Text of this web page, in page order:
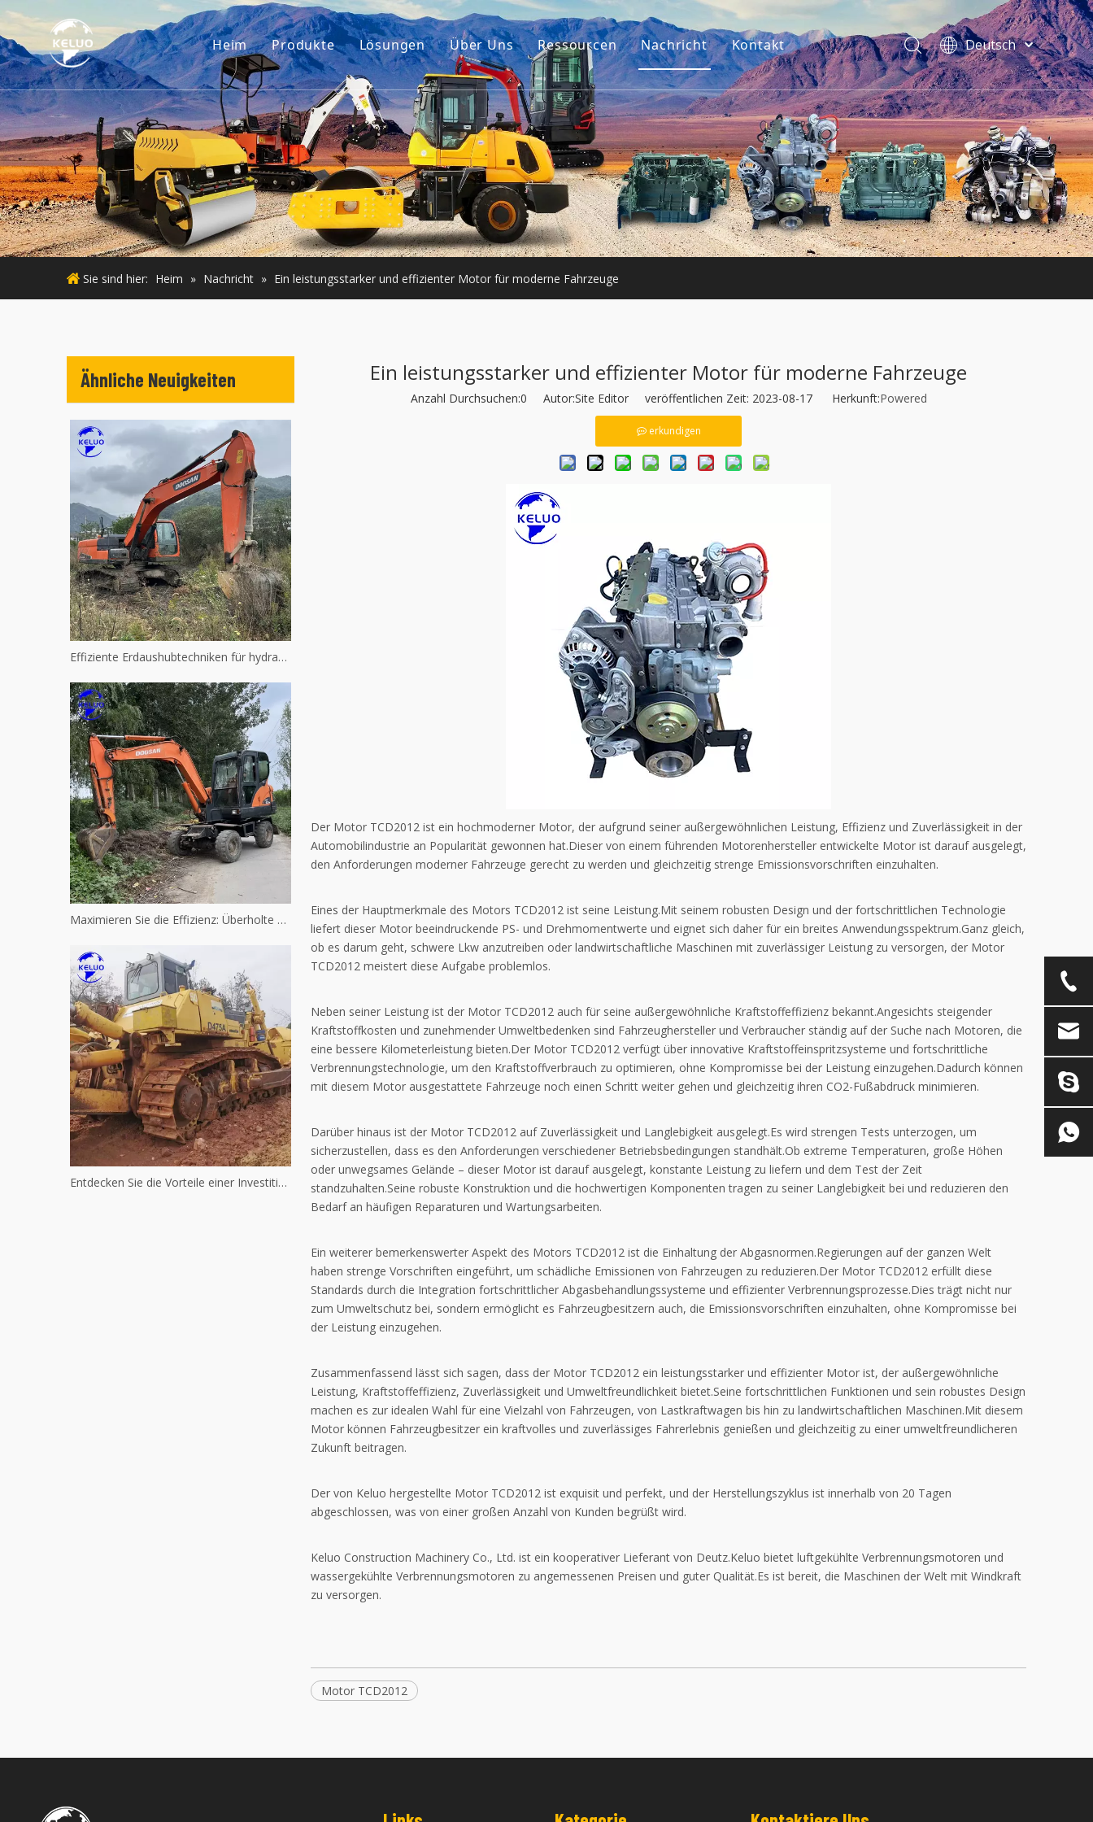
Heim Produkte
Motor
Baggerzubehör
Kleine Baumaschinen
Gebrauchter Motor
Gebrauchte Maschinen
Lösungen Über Uns
Unsere Geschichte
Unser Vorteil
Ressourcen
Führer
FAQ
Videos
Nachricht Kontakt
Deutsch
فارسی
Bahasa
indonesia
Türk dili
ไทย
Italiano
Português
Español
Pусский
English
Sie sind hier: Heim » Nachricht » Ein leistungsstarker und effizienter Motor für moderne Fahrzeuge
Ähnliche Neuigkeiten
Effiziente Erdaushubtechniken für hydraulische Maschinen
Maximieren Sie die Effizienz: Überholte gebrauchte Caterpillar-Maschinen
Entdecken Sie die Vorteile einer Investition in gebrauchte Komatsu-Maschinen
Ein leistungsstarker und effizienter Motor für moderne Fahrzeuge
Anzahl Durchsuchen:0 Autor:Site Editor veröffentlichen Zeit: 2023-08-17 Herkunft:Powered
erkundigen
Der Motor TCD2012 ist ein hochmoderner Motor, der aufgrund seiner außergewöhnlichen Leistung, Effizienz und Zuverlässigkeit in der
Automobilindustrie an Popularität gewonnen hat.Dieser von einem führenden Motorenhersteller entwickelte Motor ist darauf ausgelegt,
den Anforderungen moderner Fahrzeuge gerecht zu werden und gleichzeitig strenge Emissionsvorschriften einzuhalten.
Eines der Hauptmerkmale des Motors TCD2012 ist seine Leistung.Mit seinem robusten Design und der fortschrittlichen Technologie
liefert dieser Motor beeindruckende PS- und Drehmomentwerte und eignet sich daher für ein breites Anwendungsspektrum.Ganz gleich,
ob es darum geht, schwere Lkw anzutreiben oder landwirtschaftliche Maschinen mit zuverlässiger Leistung zu versorgen, der Motor
TCD2012 meistert diese Aufgabe problemlos.
Neben seiner Leistung ist der Motor TCD2012 auch für seine außergewöhnliche Kraftstoffeffizienz bekannt.Angesichts steigender
Kraftstoffkosten und zunehmender Umweltbedenken sind Fahrzeughersteller und Verbraucher ständig auf der Suche nach Motoren, die
eine bessere Kilometerleistung bieten.Der Motor TCD2012 verfügt über innovative Kraftstoffeinspritzsysteme und fortschrittliche
Verbrennungstechnologie, um den Kraftstoffverbrauch zu optimieren, ohne Kompromisse bei der Leistung einzugehen.Dadurch können
mit diesem Motor ausgestattete Fahrzeuge noch einen Schritt weiter gehen und gleichzeitig ihren CO2-Fußabdruck minimieren.
Darüber hinaus ist der Motor TCD2012 auf Zuverlässigkeit und Langlebigkeit ausgelegt.Es wird strengen Tests unterzogen, um
sicherzustellen, dass es den Anforderungen verschiedener Betriebsbedingungen standhält.Ob extreme Temperaturen, große Höhen
oder unwegsames Gelände – dieser Motor ist darauf ausgelegt, konstante Leistung zu liefern und dem Test der Zeit
standzuhalten.Seine robuste Konstruktion und die hochwertigen Komponenten tragen zu seiner Langlebigkeit bei und reduzieren den
Bedarf an häufigen Reparaturen und Wartungsarbeiten.
Ein weiterer bemerkenswerter Aspekt des Motors TCD2012 ist die Einhaltung der Abgasnormen.Regierungen auf der ganzen Welt
haben strenge Vorschriften eingeführt, um schädliche Emissionen von Fahrzeugen zu reduzieren.Der Motor TCD2012 erfüllt diese
Standards durch die Integration fortschrittlicher Abgasbehandlungssysteme und effizienter Verbrennungsprozesse.Dies trägt nicht nur
zum Umweltschutz bei, sondern ermöglicht es Fahrzeugbesitzern auch, die Emissionsvorschriften einzuhalten, ohne Kompromisse bei
der Leistung einzugehen.
Zusammenfassend lässt sich sagen, dass der Motor TCD2012 ein leistungsstarker und effizienter Motor ist, der außergewöhnliche
Leistung, Kraftstoffeffizienz, Zuverlässigkeit und Umweltfreundlichkeit bietet.Seine fortschrittlichen Funktionen und sein robustes Design
machen es zur idealen Wahl für eine Vielzahl von Fahrzeugen, von Lastkraftwagen bis hin zu landwirtschaftlichen Maschinen.Mit diesem
Motor können Fahrzeugbesitzer ein kraftvolles und zuverlässiges Fahrerlebnis genießen und gleichzeitig zu einer umweltfreundlicheren
Zukunft beitragen.
Der von Keluo hergestellte Motor TCD2012 ist exquisit und perfekt, und der Herstellungszyklus ist innerhalb von 20 Tagen
abgeschlossen, was von einer großen Anzahl von Kunden begrüßt wird.
Keluo Construction Machinery Co., Ltd. ist ein kooperativer Lieferant von Deutz.Keluo bietet luftgekühlte Verbrennungsmotoren und
wassergekühlte Verbrennungsmotoren zu angemessenen Preisen und guter Qualität.Es ist bereit, die Maschinen der Welt mit Windkraft
zu versorgen.
Motor TCD2012